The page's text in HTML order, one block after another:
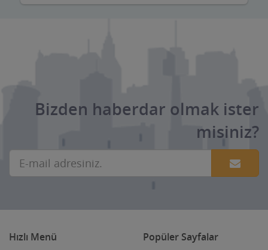
Bizden haberdar olmak ister
misiniz?
Hızlı Menü Popüler Sayfalar